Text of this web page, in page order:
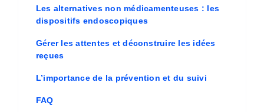
Les alternatives non médicamenteuses : les
dispositifs endoscopiques
Gérer les attentes et déconstruire les idées
reçues
L’importance de la prévention et du suivi
FAQ